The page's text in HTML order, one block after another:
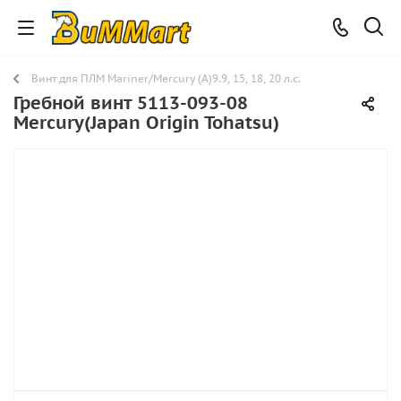
Винт для ПЛМ Mariner/Mercury (A)9.9, 15, 18, 20 л.с.
Гребной винт 5113-093-08
Mercury(Japan Origin Tohatsu)